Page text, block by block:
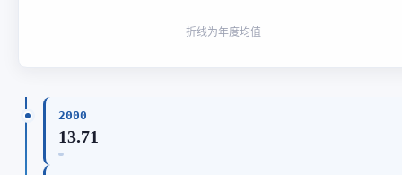
折线为年度均值
2000
13.71